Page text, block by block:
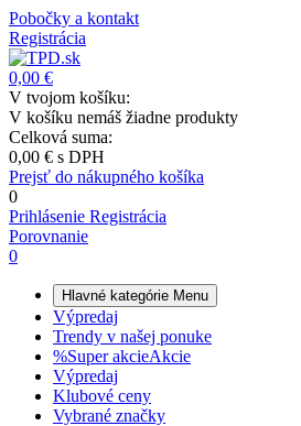
Pobočky a kontakt
Registrácia
0,00 €
V tvojom košíku:
V košíku nemáš žiadne produkty
Celková suma:
0,00 € s DPH
Prejsť do nákupného košíka
0
Prihlásenie Registrácia
Porovnanie
0
Hlavné kategórie Menu
Výpredaj
Trendy v našej ponuke
%Super akcieAkcie
Výpredaj
Klubové ceny
Vybrané značky